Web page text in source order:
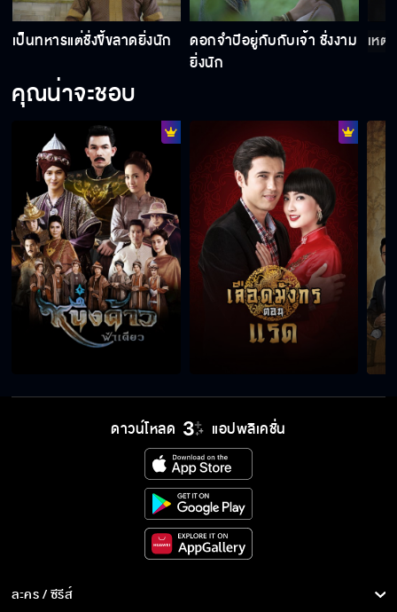
เป็นทหารแต่ชั่งขี้ขลาดยิ่งนัก
ดอกจำปีอยู่กับกับเจ้า ชั่งงาม
ยิ่งนัก
เหตุ
คุณน่าจะชอบ
ดาวน์โหลด แอปพลิเคชั่น
ละคร / ซีรีส์